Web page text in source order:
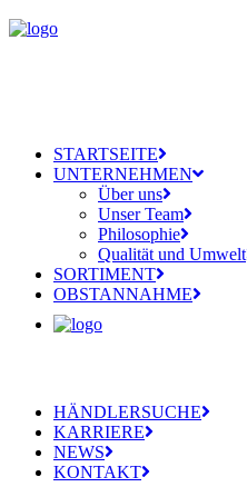
STARTSEITE
UNTERNEHMEN
Über uns
Unser Team
Philosophie
Qualität und Umwelt
SORTIMENT
OBSTANNAHME
HÄNDLERSUCHE
KARRIERE
NEWS
KONTAKT